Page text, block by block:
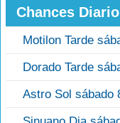
Chances
Motilon Tarde
Dorado Tarde
Astro Sol sábado